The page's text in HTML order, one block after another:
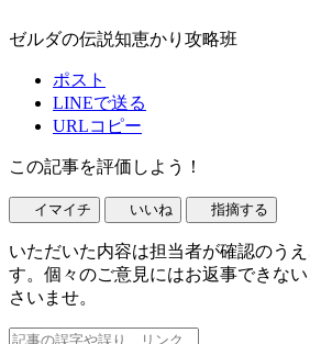
ゼルダの伝説知恵かり攻略班
ポスト
LINEで送る
URLコピー
この記事を評価しよう！
イマイチ いいね 指摘する
いただいた内容は担当者が確認のう
す。個々のご意見にはお返事できな
さいませ。